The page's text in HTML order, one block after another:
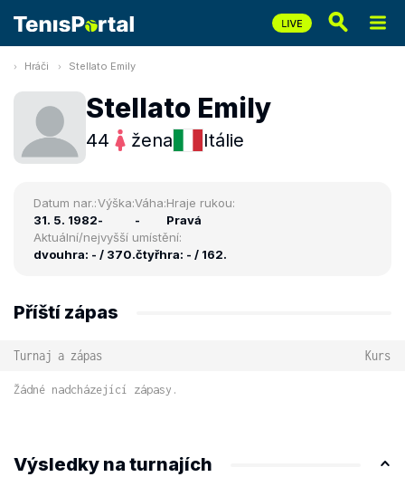
Hráči Stellato Emily
Stellato Emily
44 žena Itálie
Datum nar.:
31. 5. 1982
Výška:
-
Váha:
-
Hraje rukou:
Pravá
Aktuální/nejvyšší umístění:
dvouhra: - / 370.čtyřhra: - / 162.
Příští zápas
Turnaj a zápas Kurs
Žádné nadcházející zápasy.
Výsledky na turnajích